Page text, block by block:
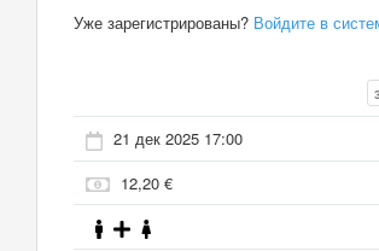
Уже зарегистрированы? Войдите в
21 дек 2025 17:00
12,20 €